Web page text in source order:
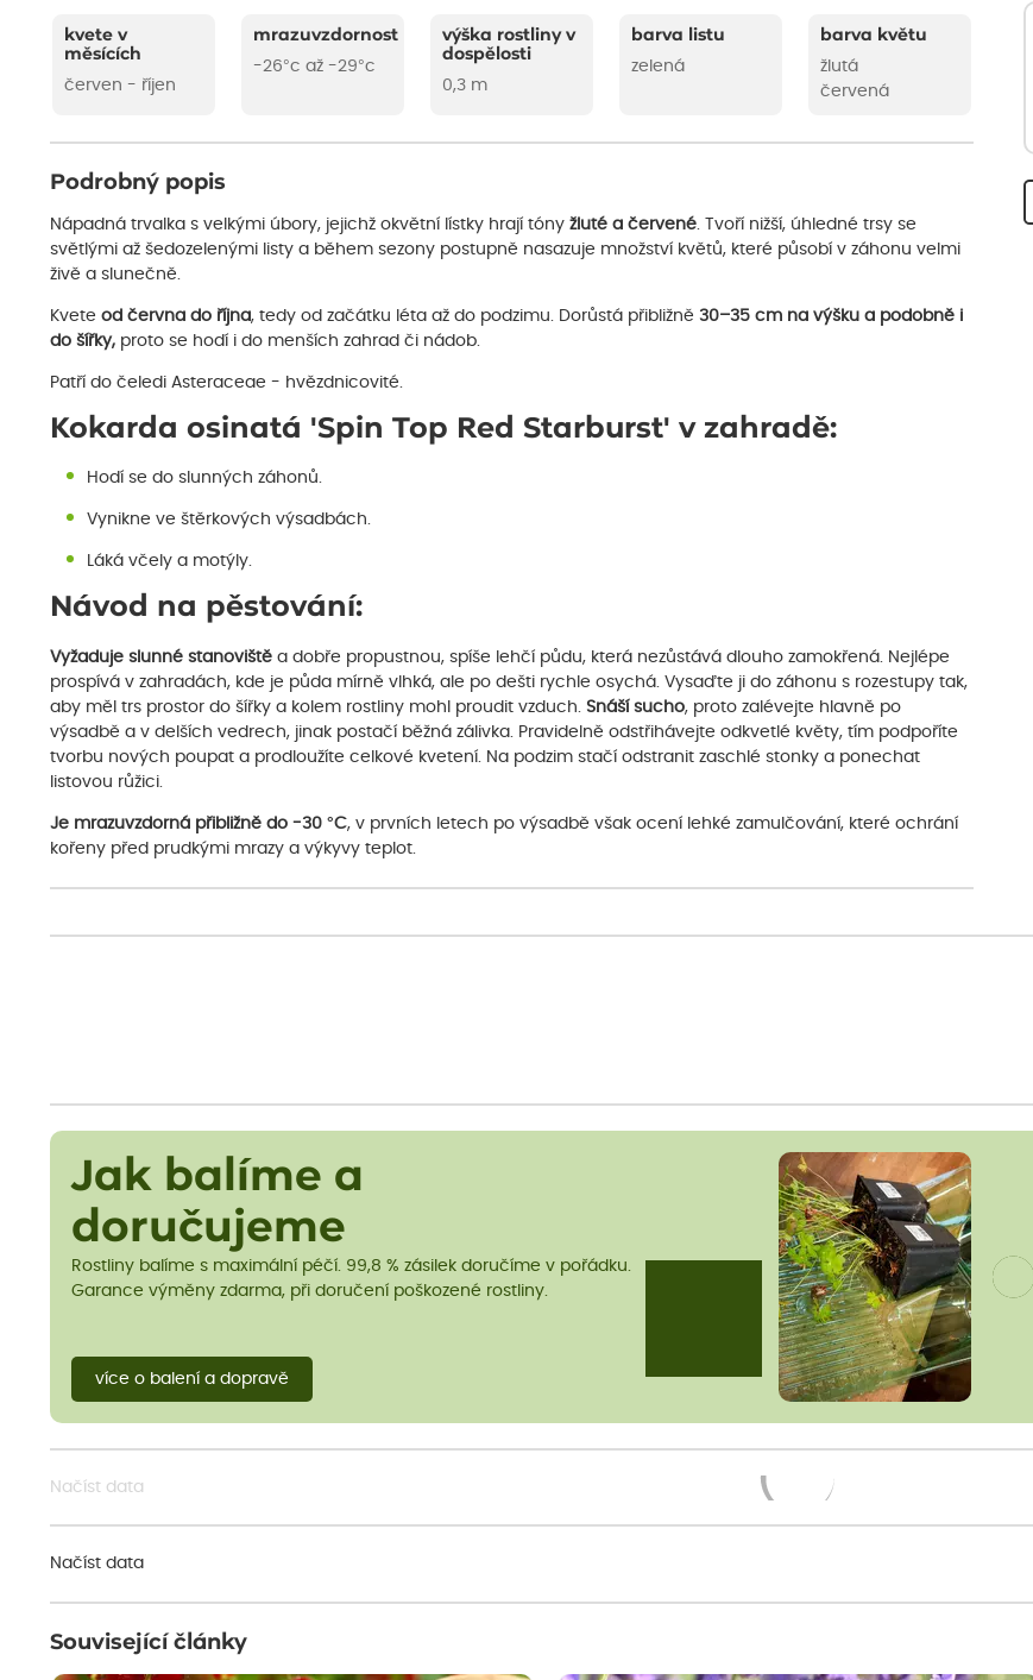
kvete v
měsících
červen - říjen
mrazuvzdornost
-26°c až -29°c
výška rostliny v
dospělosti
0,3 m
barva listu
zelená
barva květu
žlutá
červená
Podrobný popis
Nápadná trvalka s velkými úbory, jejichž okvětní lístky hrají tóny žluté a červené . Tvoří nižší, úhledné trsy se
světlými až šedozelenými listy a během sezony postupně nasazuje množství květů, které působí v záhonu velmi
živě a slunečně.
Kvete od června do října, tedy od začátku léta až do podzimu. Dorůstá přibližně 30–35 cm na výšku a podobně i
do šířky, proto se hodí i do menších zahrad či nádob.
Patří do čeledi Asteraceae - hvězdnicovité.
Kokarda osinatá 'Spin Top Red Starburst' v zahradě:
Hodí se do slunných záhonů.
Vynikne ve štěrkových výsadbách.
Láká včely a motýly.
Návod na pěstování:
Vyžaduje slunné stanoviště a dobře propustnou, spíše lehčí půdu, která nezůstává dlouho zamokřená. Nejlépe
prospívá v zahradách, kde je půda mírně vlhká, ale po dešti rychle osychá. Vysaďte ji do záhonu s rozestupy tak,
aby měl trs prostor do šířky a kolem rostliny mohl proudit vzduch. Snáší sucho, proto zalévejte hlavně po
výsadbě a v delších vedrech, jinak postačí běžná zálivka. Pravidelně odstřihávejte odkvetlé květy, tím podpoříte
tvorbu nových poupat a prodloužíte celkové kvetení. Na podzim stačí odstranit zaschlé stonky a ponechat
listovou růžici.
Je mrazuvzdorná přibližně do -30 °C, v prvních letech po výsadbě však ocení lehké zamulčování, které ochrání
kořeny před prudkými mrazy a výkyvy teplot.
Jak balíme a
doručujeme
Rostliny balíme s maximální péčí. 99,8 % zásilek doručíme v pořádku.
Garance výměny zdarma, při doručení poškozené rostliny.
více o balení a dopravě
Načíst data
Načíst data
Související články